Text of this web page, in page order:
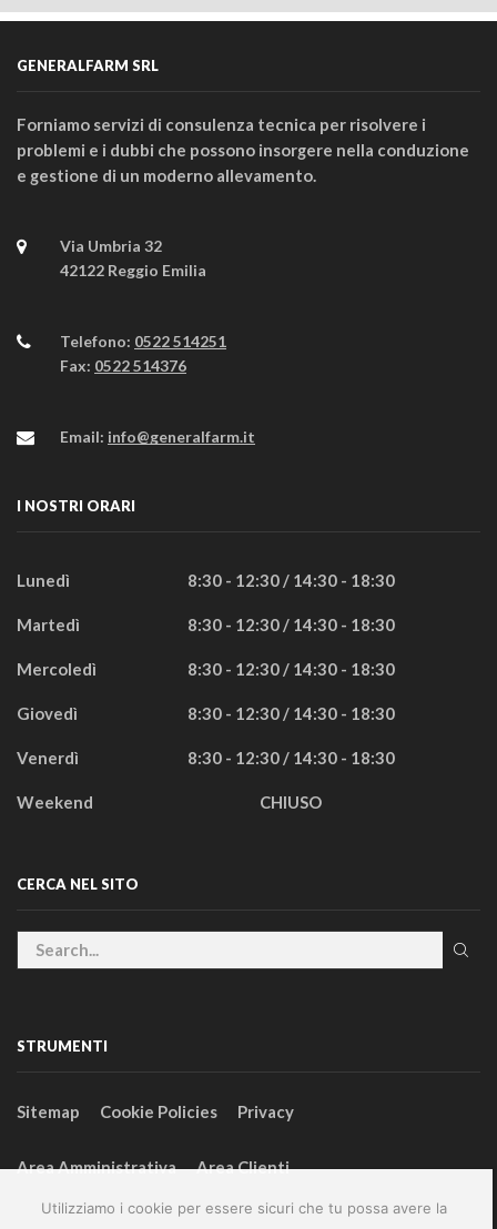
Utilizziamo i cookie per essere sicuri che tu possa avere la
GENERALFARM SRL
Forniamo servizi di consulenza tecnica per risolvere i
problemi e i dubbi che possono insorgere nella conduzione
e gestione di un moderno allevamento.
Via Umbria 32
42122 Reggio Emilia
Telefono: 0522 514251
Fax: 0522 514376
Email: info@generalfarm.it
I NOSTRI ORARI
Lunedì 8:30 - 12:30 / 14:30 - 18:30
Martedì 8:30 - 12:30 / 14:30 - 18:30
Mercoledì 8:30 - 12:30 / 14:30 - 18:30
Giovedì 8:30 - 12:30 / 14:30 - 18:30
Venerdì 8:30 - 12:30 / 14:30 - 18:30
Weekend CHIUSO
CERCA NEL SITO
STRUMENTI
Sitemap Cookie Policies Privacy
Area Amministrativa Area Clienti